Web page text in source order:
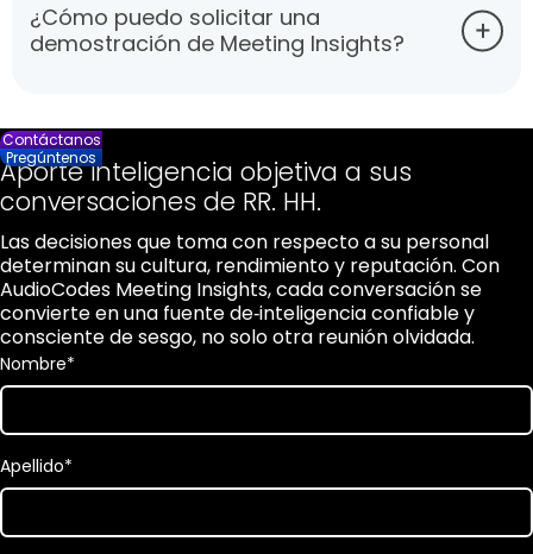
¿Cómo puedo solicitar una
demostración de Meeting Insights?
Aporte inteligencia objetiva a sus
conversaciones de RR. HH.
Las decisiones que toma con respecto a su personal
determinan su cultura, rendimiento y reputación. Con
AudioCodes Meeting Insights, cada conversación se
convierte en una fuente de‑inteligencia confiable y
consciente de sesgo, no solo otra reunión olvidada.
Nombre*
Apellido*
Contáctanos
Pregúntenos